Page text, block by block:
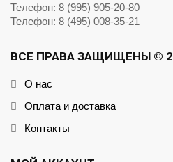
Телефон: 8 (995) 905-20-80
Телефон: 8 (495) 008-35-21
ВСЕ ПРАВА ЗАЩИЩЕНЫ ©
О нас
Оплата и доставка
Контакты